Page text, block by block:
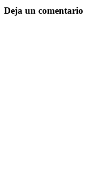
Deja un comentario